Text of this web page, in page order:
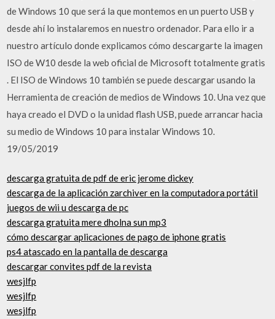
de Windows 10 que será la que montemos en un puerto USB y
desde ahí lo instalaremos en nuestro ordenador. Para ello ir a
nuestro artículo donde explicamos cómo descargarte la imagen
ISO de W10 desde la web oficial de Microsoft totalmente gratis
. El ISO de Windows 10 también se puede descargar usando la
Herramienta de creación de medios de Windows 10. Una vez que
haya creado el DVD o la unidad flash USB, puede arrancar hacia
su medio de Windows 10 para instalar Windows 10.
19/05/2019
descarga gratuita de pdf de eric jerome dickey
descarga de la aplicación zarchiver en la computadora portátil
juegos de wii u descarga de pc
descarga gratuita mere dholna sun mp3
cómo descargar aplicaciones de pago de iphone gratis
ps4 atascado en la pantalla de descarga
descargar convites pdf de la revista
wesjlfp
wesjlfp
wesjlfp